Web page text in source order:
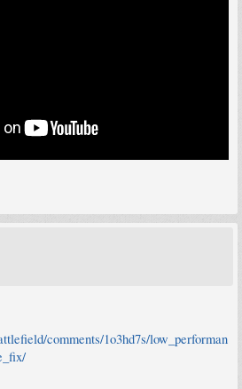
comments/1o3hd7s/low_performan